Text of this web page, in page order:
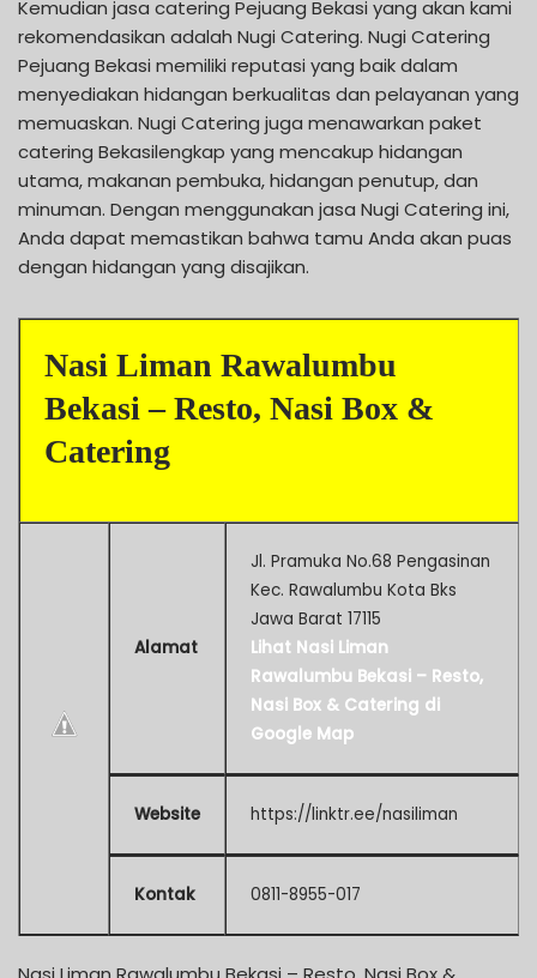
Kemudian jasa catering Pejuang Bekasi yang akan kami
rekomendasikan adalah Nugi Catering. Nugi Catering
Pejuang Bekasi memiliki reputasi yang baik dalam
menyediakan hidangan berkualitas dan pelayanan yang
memuaskan. Nugi Catering juga menawarkan paket
catering Bekasilengkap yang mencakup hidangan
utama, makanan pembuka, hidangan penutup, dan
minuman. Dengan menggunakan jasa Nugi Catering ini,
Anda dapat memastikan bahwa tamu Anda akan puas
dengan hidangan yang disajikan.
Nasi Liman Rawalumbu
Bekasi – Resto, Nasi Box &
Catering
Alamat
Jl. Pramuka No.68 Pengasinan
Kec. Rawalumbu Kota Bks
Jawa Barat 17115
Lihat Nasi Liman
Rawalumbu Bekasi – Resto,
Nasi Box & Catering di
Google Map
Website https://linktr.ee/nasiliman
Kontak 0811-8955-017